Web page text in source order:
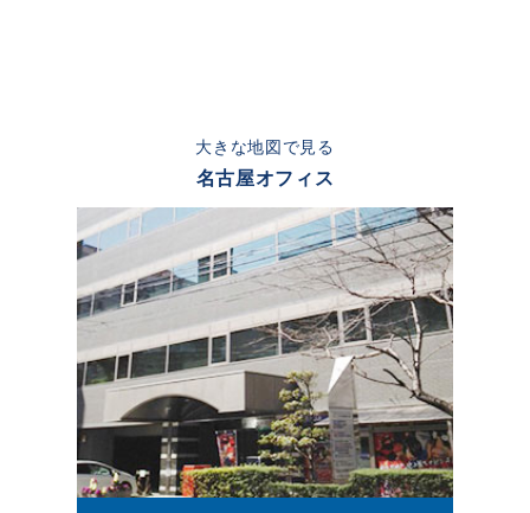
大きな地図で見る
名古屋オフィス